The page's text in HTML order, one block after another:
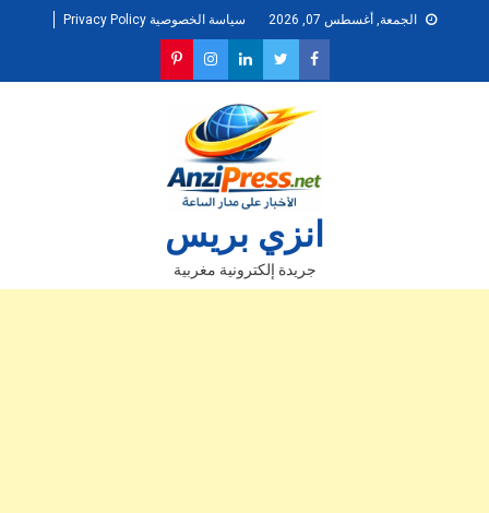
الجمعة, أغسطس 07, 2026 سياسة الخصوصية Privacy Policy
انزي بريس
جريدة إلكترونية مغربية